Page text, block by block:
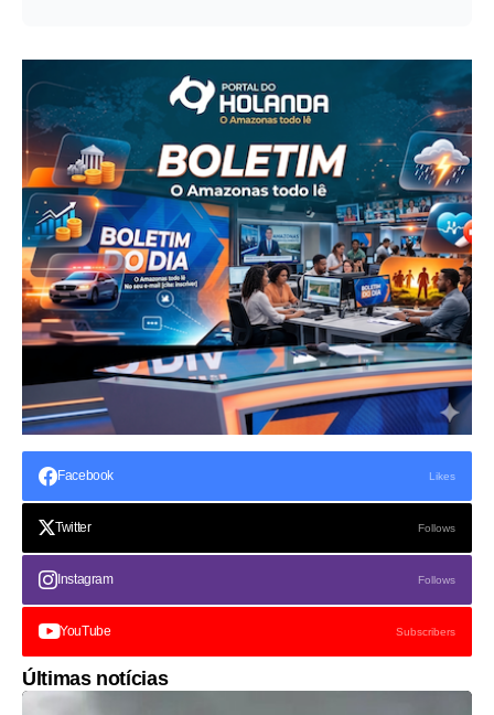
Facebook Likes
Twitter Follows
Instagram Follows
YouTube Subscribers
Últimas notícias